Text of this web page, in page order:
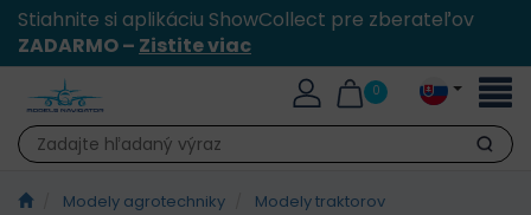
Stiahnite si aplikáciu ShowCollect pre zberateľov
ZADARMO – Zistite viac
0
Hľadať
Modely agrotechniky Modely traktorov